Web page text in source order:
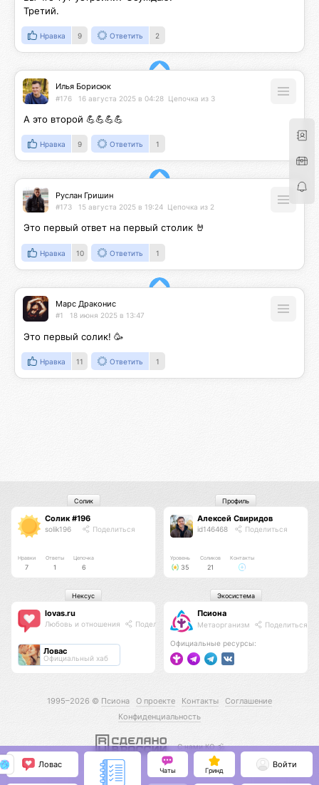
Третий.
Нравка 9 Ответить 2
Илья Борисюк
#176 16 августа 2025 в 04:28 Цепочка из 3
А это второй 💪💪💪💪
Нравка 9 Ответить 1
Руслан Гришин
#173 15 августа 2025 в 19:24 Цепочка из 2
Это первый ответ на первый столик 🤘
Нравка 10 Ответить 1
Марс Драконис
#1 18 июня 2025 в 13:47
Это первый солик! 🥳
Нравка 11 Ответить 1
Солик #196
solik196 Поделиться
Нравки
7
Ответы
1
Цепочка
6
Солик
Алексей Свиридов
id146468 Поделиться
Уровень
35
Соликов
21
Контакты
Профиль
lovas.ru
Любовь и отношения Поделиться
Ловас
Официальный хаб
Нексус
Псиона
Метаорганизм Поделиться
Официальные ресурсы:
Экосистема
1995–2026 © Псиона О проекте Контакты
Соглашение
Конфиденциальность
С нами КО 🕉️
Ловас
Чаты Гринд
Войти